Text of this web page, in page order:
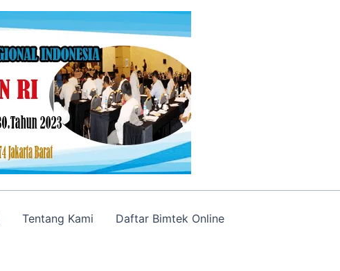
Tentang Kami Daftar Bimtek Online